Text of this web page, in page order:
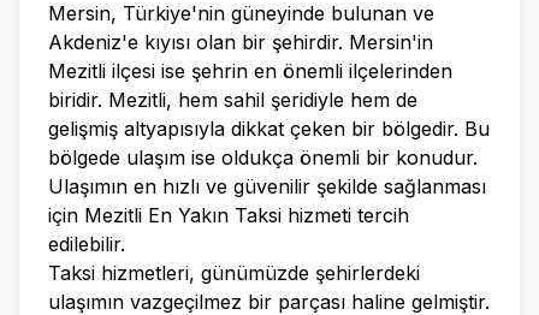
Mersin, Türkiye'nin güneyinde bulunan ve
Akdeniz'e kıyısı olan bir şehirdir. Mersin'in
Mezitli ilçesi ise şehrin en önemli ilçelerinden
biridir. Mezitli, hem sahil şeridiyle hem de
gelişmiş altyapısıyla dikkat çeken bir bölgedir. Bu
bölgede ulaşım ise oldukça önemli bir konudur.
Ulaşımın en hızlı ve güvenilir şekilde sağlanması
için Mezitli En Yakın Taksi hizmeti tercih
edilebilir.
Taksi hizmetleri, günümüzde şehirlerdeki
ulaşımın vazgeçilmez bir parçası haline gelmiştir.